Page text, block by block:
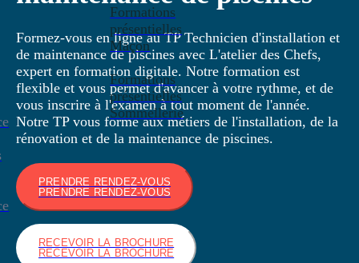
Formations
présentielles
Maçon
Formations
présentielles
Sommellerie
Formez-vous en ligne au TP Technicien d'installation et
de maintenance de piscines avec L'atelier des Chefs,
expert en formation digitale. Notre formation est
flexible et vous permet d'avancer à votre rythme, et de
vous inscrire à l'examen à tout moment de l'année.
Notre TP vous forme aux métiers de l'installation, de la
rénovation et de la maintenance de piscines.
PRENDRE RENDEZ-VOUS
PRENDRE RENDEZ-VOUS
RECEVOIR LA BROCHURE
RECEVOIR LA BROCHURE